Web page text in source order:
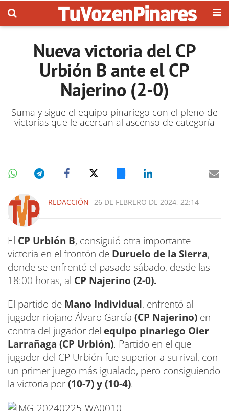
Nueva victoria del CP
Urbión B ante el CP
Najerino (2-0)
Suma y sigue el equipo pinariego con el pleno de
victorias que le acercan al ascenso de categoría
REDACCIÓN 26 DE FEBRERO DE 2024, 22:14
El ​ CP Urbión B, consiguió otra importante
victoria en el frontón de Duruelo de la Sierra,
donde se enfrentó el pasado sábado, desde las
18:00 horas, al CP Najerino (2-0).
El partido de Mano Individual, enfrentó al
jugador riojano Álvaro García (CP Najerino) en
contra del jugador del equipo pinariego Oier
Larrañaga (CP Urbión). Partido en el que
jugador del CP Urbión fue superior a su rival, con
un primer juego más igualado, pero consiguiendo
la victoria por(10-7) y (10-4).